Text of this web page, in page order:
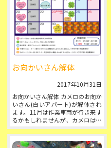
お向かいさん解体
2017年10月31日
お向かいさん解体 カメロのお向か
いさん(白いアパート)が解体され
ます。11月は作業車両が行き来す
るかもしれませんが、カメロはい
つも通り営業しておりますので、
いつも通り登りに来てください
ね...